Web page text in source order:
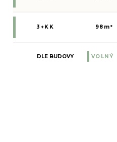
3+KK 98 m²
DLE BUDOVY VOLNÝ